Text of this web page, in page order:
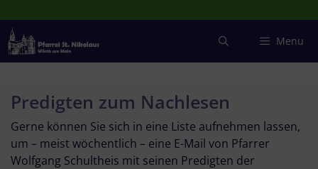
Inhalt
springen
Menu
Predigten zum Nachlesen
Gerne können Sie sich in eine Liste aufnehmen lassen,
um – meist wöchentlich – eine E-Mail von Pfarrer
Wolfgang Schultheis mit seinen Predigten der